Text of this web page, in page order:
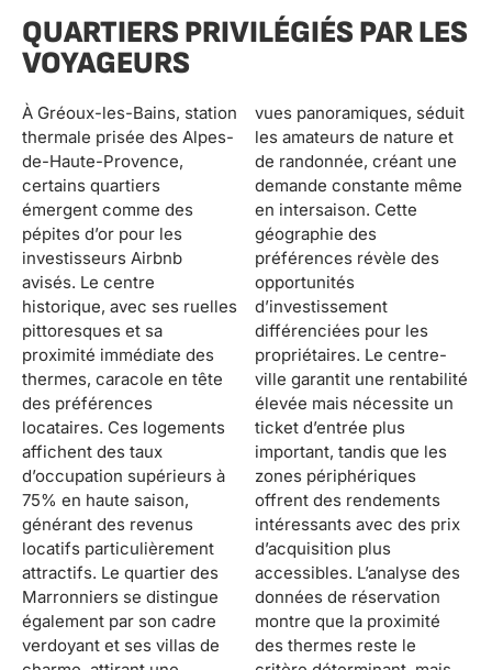
QUARTIERS PRIVILÉGIÉS PAR LES
VOYAGEURS
À Gréoux-les-Bains, station
thermale prisée des Alpes-
de-Haute-Provence,
certains quartiers
émergent comme des
pépites d’or pour les
investisseurs Airbnb
avisés. Le centre
historique, avec ses ruelles
pittoresques et sa
proximité immédiate des
thermes, caracole en tête
des préférences
locataires. Ces logements
affichent des taux
d’occupation supérieurs à
75% en haute saison,
générant des revenus
locatifs particulièrement
attractifs. Le quartier des
Marronniers se distingue
également par son cadre
verdoyant et ses villas de
vues panoramiques, séduit
les amateurs de nature et
de randonnée, créant une
demande constante même
en intersaison. Cette
géographie des
préférences révèle des
opportunités
d’investissement
différenciées pour les
propriétaires. Le centre-
ville garantit une rentabilité
élevée mais nécessite un
ticket d’entrée plus
important, tandis que les
zones périphériques
offrent des rendements
intéressants avec des prix
d’acquisition plus
accessibles. L’analyse des
données de réservation
montre que la proximité
des thermes reste le